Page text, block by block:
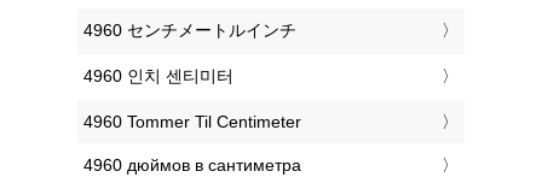
‎4960 センチメートルインチ
‎4960 인치 센티미터
‎4960 Tommer Til Centimeter
‎4960 дюймов в сантиметра